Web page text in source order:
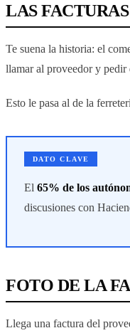
LAS
Te suena la historia: el
llamar al proveedor y pedir
Esto le pasa al de la
DATO CLAVE
El 65% de los
discusiones con
FOTO DE LA
Llega una factura del